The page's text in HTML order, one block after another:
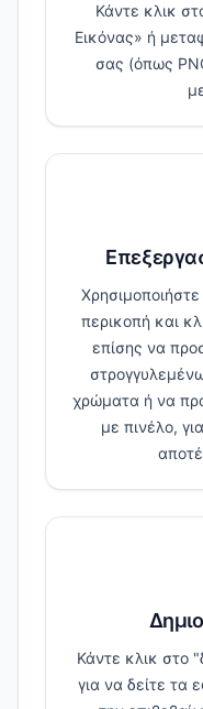
Κάντε κλικ
Εικόνας» ή
σας (όπως
περικοπή και
επίσης να
χρώματα ή να
με πινέλο,
Κάντε κλικ στο
για να δείτε τα